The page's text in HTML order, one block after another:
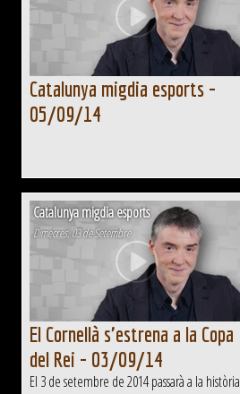
Catalunya migdia esports -
05/09/14
Catalunya migdia esports
Dimecres, 03 de Setembre
El Cornellà s'estrena a la Copa
del Rei - 03/09/14
El 3 de setembre de 2014 passarà a la història